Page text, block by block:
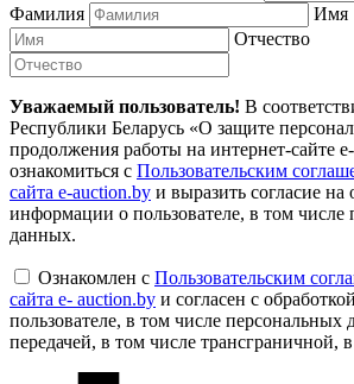
Фамилия
Имя
Отчество
Уважаемый пользователь! В
Республики Беларусь «О защите
продолжения работы на интернет-сайте
ознакомиться с Пользовательским
сайта e-auction.by и выразить согласие на
информации о пользователе, в том числе
данных.
Ознакомлен с Пользовательским
сайта e- auction.by и согласен с
пользователе, в том числе персональных
передачей, в том числе трансграничной,